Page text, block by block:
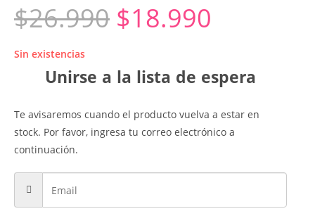
$26.990 $18.990
Sin existencias
Unirse a la lista de espera
Te avisaremos cuando el producto vuelva a estar en
stock. Por favor, ingresa tu correo electrónico a
continuación.